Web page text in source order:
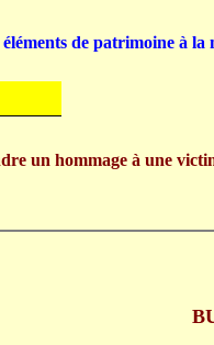
un hommage à une
de patrimoine à la